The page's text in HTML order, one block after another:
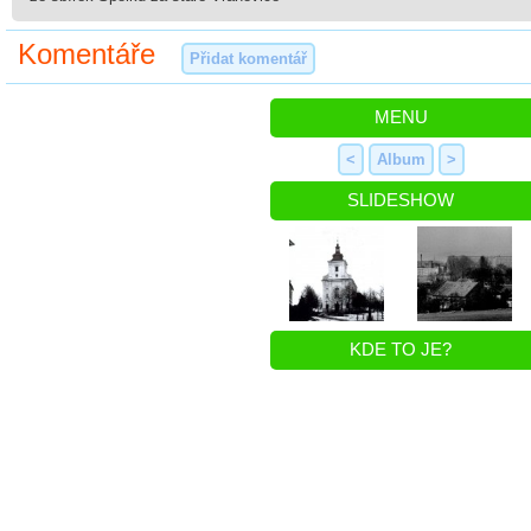
Komentáře Přidat komentář
MENU
< Album >
SLIDESHOW
KDE TO JE?